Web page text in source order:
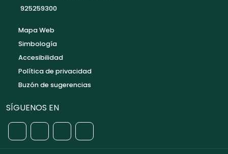
925259300
Mapa Web
Simbología
Accesibilidad
Política de privacidad
Buzón de sugerencias
SÍGUENOS EN